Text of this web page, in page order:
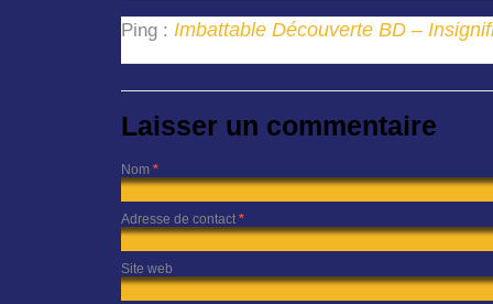
Ping : Imbattable Découverte BD –
Laisser un commentaire
Nom *
Adresse de contact *
Site web